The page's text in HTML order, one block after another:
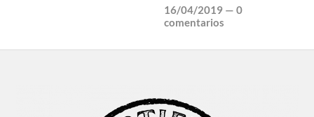
16/04/2019 —0
comentarios